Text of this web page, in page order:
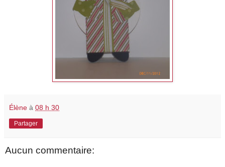
Élène à 08 h 30
Partager
Aucun commentaire: